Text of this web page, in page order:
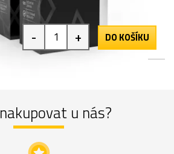
- + DO KOŠÍKU
nakupovat u nás?